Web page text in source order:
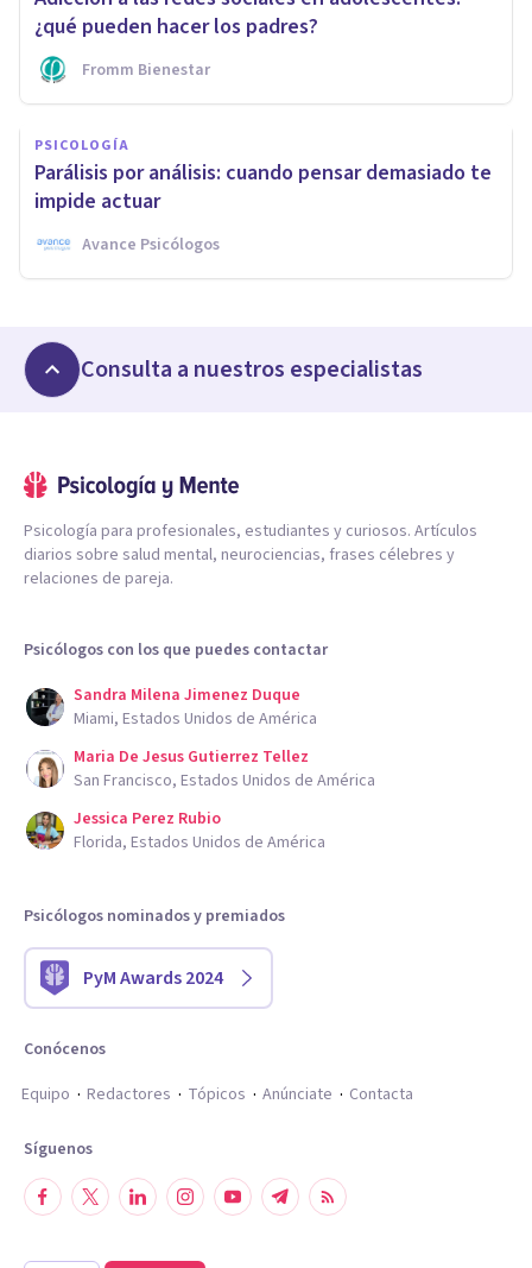
¿qué pueden hacer los padres?
Fromm Bienestar
PSICOLOGÍA
Parálisis por análisis: cuando pensar demasiado te
impide actuar
Avance Psicólogos
Consulta a nuestros especialistas
Psicología para profesionales, estudiantes y curiosos. Artículos
diarios sobre salud mental, neurociencias, frases célebres y
relaciones de pareja.
Psicólogos con los que puedes contactar
Sandra Milena Jimenez Duque
Miami, Estados Unidos de América
Maria De Jesus Gutierrez Tellez
San Francisco, Estados Unidos de América
Jessica Perez Rubio
Florida, Estados Unidos de América
Psicólogos nominados y premiados
PyM Awards 2024
Conócenos
Equipo
Redactores Tópicos Anúnciate Contacta
Síguenos